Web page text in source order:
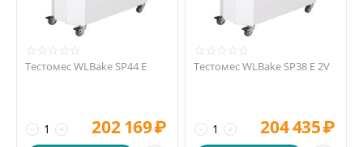
Тестомес WLBake SP44 E
+
− 202 169₽
Тестомес WLBake SP38 E 2V
+
− 204 435₽